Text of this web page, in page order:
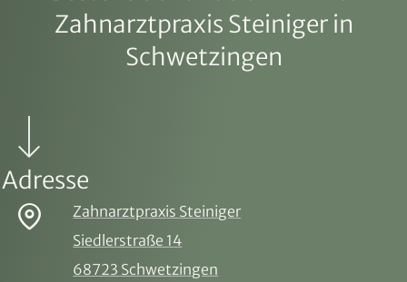
Zahnarztpraxis Steiniger in
Schwetzingen
Adresse
Zahnarztpraxis Steiniger
Siedlerstraße 14
68723 Schwetzingen